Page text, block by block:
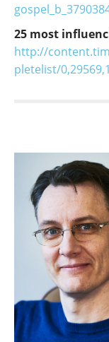
25 most
http://
pletelist/